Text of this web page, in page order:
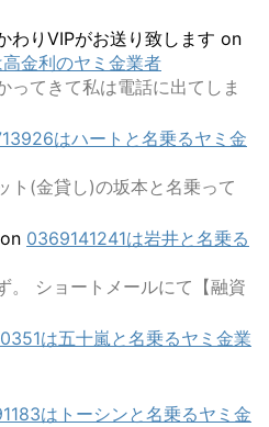
わりVIPがお送り致します on
金利のヤミ金業者
ってきて私は電話に出てしま
はハートと名乗るヤミ金
ト(金貸し)の坂本と名乗って
on 0369141241は岩井と名乗る
。 ショートメールにて【融資
は五十嵐と名乗るヤミ金業
はトーシンと名乗るヤミ金